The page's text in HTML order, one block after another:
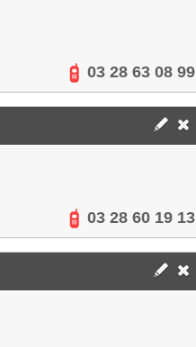
03 28 63 08 99
03 28 60 19 13